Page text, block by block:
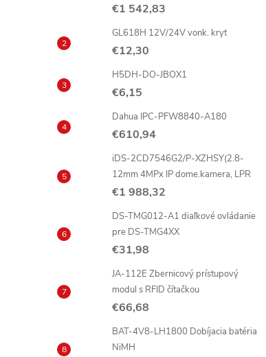
€1 542,83
GL618H 12V/24V vonk. kryt
€12,30
H5DH-DO-JBOX1
€6,15
Dahua IPC-PFW8840-A180
€610,94
iDS-2CD7546G2/P-XZHSY(2.8-
12mm 4MPx IP dome.kamera, LPR
€1 988,32
DS-TMG012-A1 diaľkové ovládanie
pre DS-TMG4XX
€31,98
JA-112E Zbernicový prístupový
modul s RFID čítačkou
€66,68
BAT-4V8-LH1800 Dobíjacia batéria
NiMH